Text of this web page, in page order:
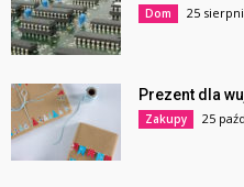
Dom 25
Prezent dla
Zakupy 25